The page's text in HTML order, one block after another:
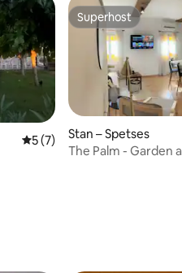
Prosječna ocjena: 5/5,
5 (7)
Superhost
Superhost
Stan – Spetses
The Palm - Garden